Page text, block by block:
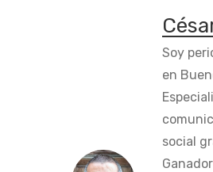
Soy
en
social